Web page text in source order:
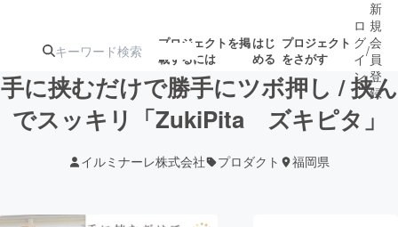
プロジェクトを掲
載するには
はじ
める
プロジェクト
をさがす
ターン
注目の新着プロ
ジェクト
募集終了が近いプ
ロジェクト
されます
ロ
グ
イ
ン
/
新
規
会
員
登
録
手に挟むだけで勝手にツボ押し / 挟ん
でスッキリ「ZukiPita ズキピタ」
イルミナーレ株式会社 プロダクト 福岡県